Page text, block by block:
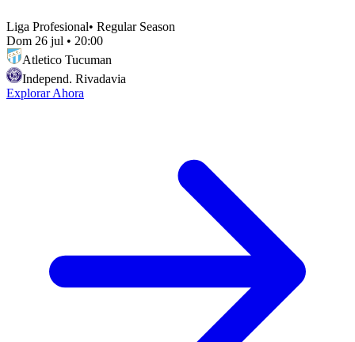
Liga Profesional• Regular Season
Dom 26 jul • 20:00
Atletico Tucuman
Independ. Rivadavia
Explorar Ahora